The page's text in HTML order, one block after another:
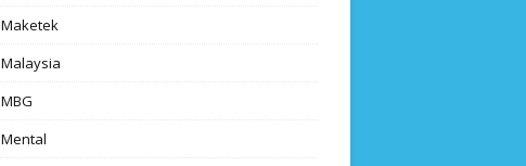
Maketek
Malaysia
MBG
Mental